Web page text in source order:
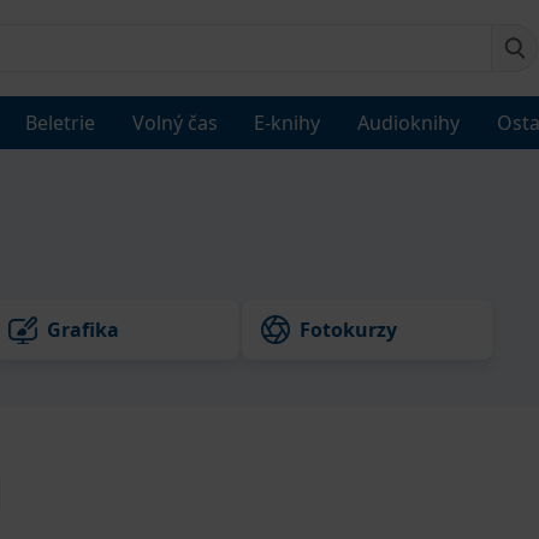
Beletrie Volný čas E-knihy Audioknihy
Grafika Fotokurzy